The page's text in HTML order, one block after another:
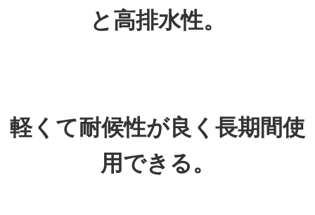
と高排水性。
軽くて耐候性が良く長期間使
用できる。